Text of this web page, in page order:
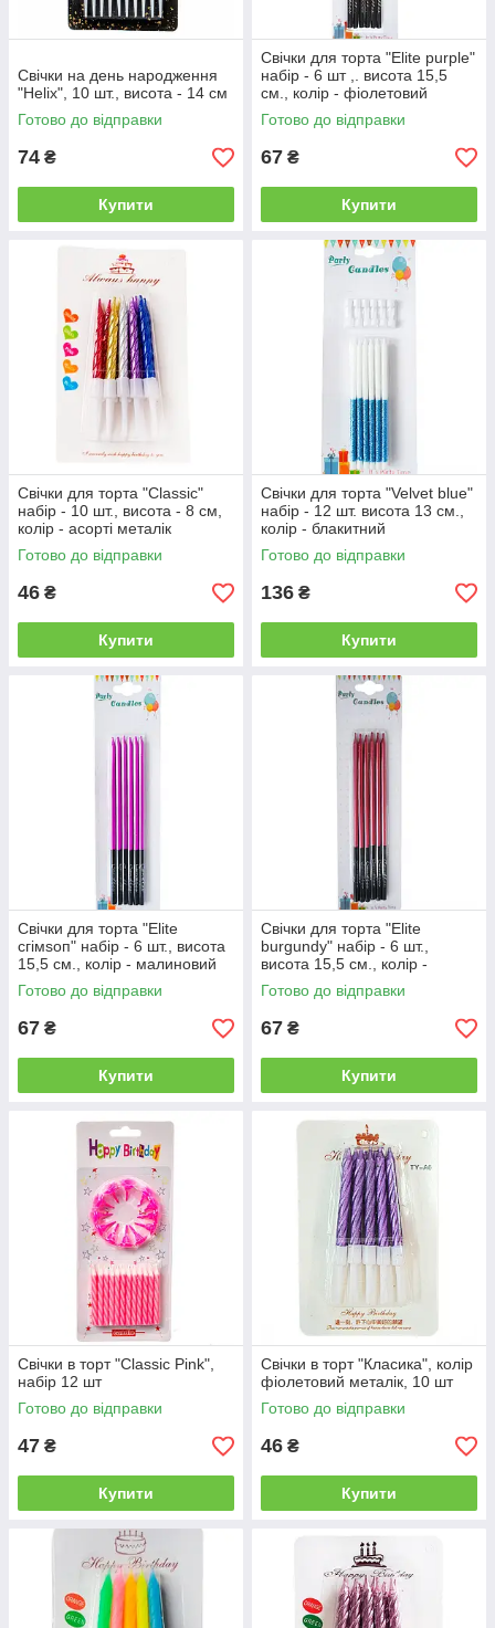
Свічки на день народження
"Helix", 10 шт., висота - 14 см
Готово до відправки
74 ₴
Купити
Свічки для торта "Еlite purple"
набір - 6 шт ,. висота 15,5
см., колір - фіолетовий
Готово до відправки
67 ₴
Купити
Свічки для торта "Classic"
набір - 10 шт., висота - 8 см,
колір - асорті металік
Готово до відправки
46 ₴
Купити
Свічки для торта "Velvet blue"
набір - 12 шт. висота 13 см.,
колір - блакитний
Готово до відправки
136 ₴
Купити
Свічки для торта "Еlite
сгімѕоп" набір - 6 шт., висота
15,5 см., колір - малиновий
Готово до відправки
67 ₴
Купити
Свічки для торта "Еlite
burgundy" набір - 6 шт.,
висота 15,5 см., колір -
бордовий
Готово до відправки
67 ₴
Купити
Свічки в торт "Classic Pink",
набір 12 шт
Готово до відправки
47 ₴
Купити
Свічки в торт "Класика", колір
фіолетовий металік, 10 шт
Готово до відправки
46 ₴
Купити